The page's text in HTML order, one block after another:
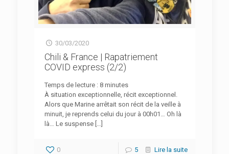
30/03/2020
Chili & France | Rapatriement
COVID express (2/2)
Temps de lecture : 8 minutes
À situation exceptionnelle, récit exceptionnel.
Alors que Marine arrêtait son récit de la veille à
minuit, je reprends celui du jour à 00h01… Oh là
là… Le suspense[…]
0 5 Lire la suite